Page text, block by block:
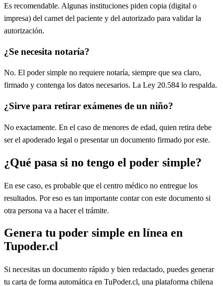
Es recomendable. Algunas instituciones piden copia (digital o
impresa) del carnet del paciente y del autorizado para validar la
autorización.
¿Se necesita notaría?
No. El poder simple no requiere notaría, siempre que sea claro,
firmado y contenga los datos necesarios. La Ley 20.584 lo respalda.
¿Sirve para retirar exámenes de un niño?
No exactamente. En el caso de menores de edad, quien retira debe
ser el apoderado legal o presentar un documento firmado por este.
¿Qué pasa si no tengo el poder simple?
En ese caso, es probable que el centro médico no entregue los
resultados. Por eso es tan importante contar con este documento si
otra persona va a hacer el trámite.
Genera tu poder simple en línea en
Tupoder.cl
Si necesitas un documento rápido y bien redactado, puedes generar
tu carta de forma automática en TuPoder.cl, una plataforma chilena